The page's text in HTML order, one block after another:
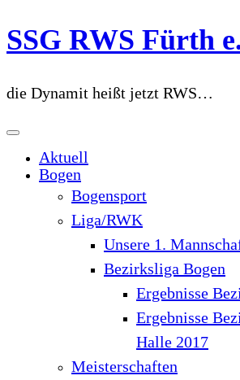
Zum
Inhalt
SSG RWS Fürth
die Dynamit heißt jetzt RWS…
Aktuell
Bogen
Bogensport
Liga/RWK
Unsere 1.
Bezirksliga Bogen
Ergebnisse
Ergebnisse
Halle 2017
Meisterschaften